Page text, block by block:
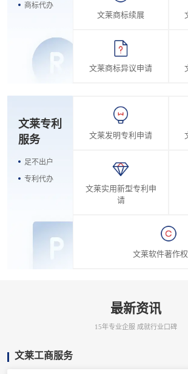
商标代办
文莱商标续展
文莱商标异议申请
文莱专利
服务
足不出户
专利代办
文莱发明专利申请
文莱实用新型专利申
请
文莱软件著作
最新资讯
15年专业企服 成就行业口碑
文莱工商服务